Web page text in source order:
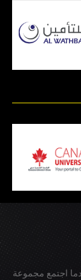
نادي الوصل إلى عام 1960، عندما اجتمع مجموعة